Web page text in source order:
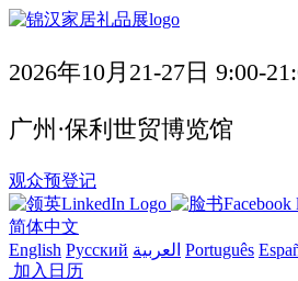
2026年10月21-27日 9:00-
广州·保利世贸博览馆
观众预登记
简体中文
English Русский العربية Português
加入日历